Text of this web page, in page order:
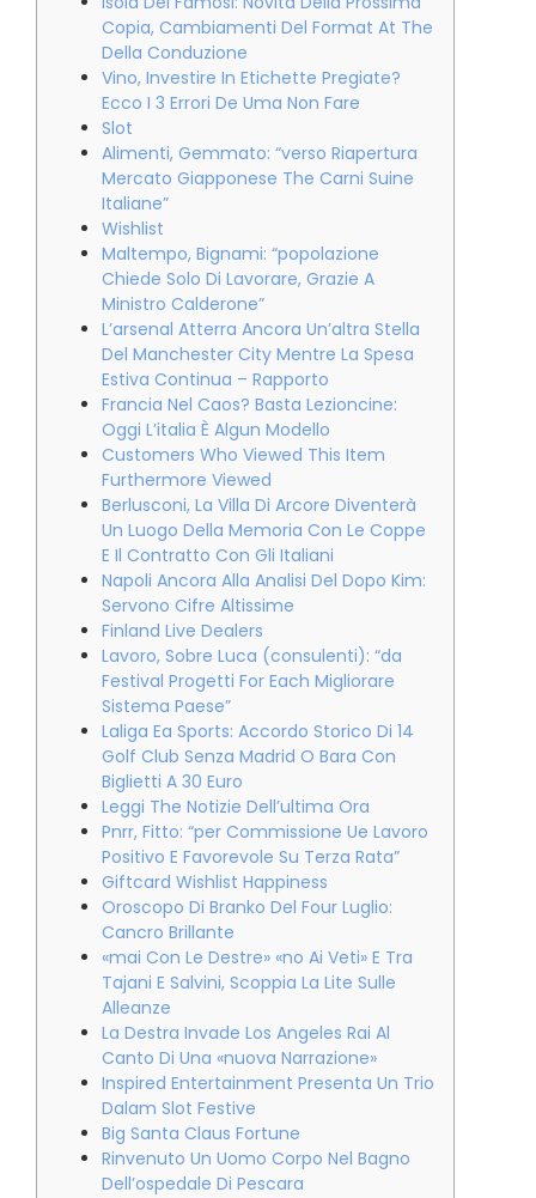
Copia, Cambiamenti Del Format At The
Della Conduzione
Vino, Investire In Etichette Pregiate?
Ecco I 3 Errori De Uma Non Fare
Slot
Alimenti, Gemmato: “verso Riapertura
Mercato Giapponese The Carni Suine
Italiane”
Wishlist
Maltempo, Bignami: “popolazione
Chiede Solo Di Lavorare, Grazie A
Ministro Calderone”
L’arsenal Atterra Ancora Un’altra Stella
Del Manchester City Mentre La Spesa
Estiva Continua – Rapporto
Francia Nel Caos? Basta Lezioncine:
Oggi L’italia È Algun Modello
Customers Who Viewed This Item
Furthermore Viewed
Berlusconi, La Villa Di Arcore Diventerà
Un Luogo Della Memoria Con Le Coppe
E Il Contratto Con Gli Italiani
Napoli Ancora Alla Analisi Del Dopo Kim:
Servono Cifre Altissime
Finland Live Dealers
Lavoro, Sobre Luca (consulenti): “da
Festival Progetti For Each Migliorare
Sistema Paese”
Laliga Ea Sports: Accordo Storico Di 14
Golf Club Senza Madrid O Bara Con
Biglietti A 30 Euro
Leggi The Notizie Dell’ultima Ora
Pnrr, Fitto: “per Commissione Ue Lavoro
Positivo E Favorevole Su Terza Rata”
Giftcard Wishlist Happiness
Oroscopo Di Branko Del Four Luglio:
Cancro Brillante
«mai Con Le Destre» «no Ai Veti» E Tra
Tajani E Salvini, Scoppia La Lite Sulle
Alleanze
La Destra Invade Los Angeles Rai Al
Canto Di Una «nuova Narrazione»
Inspired Entertainment Presenta Un Trio
Dalam Slot Festive
Big Santa Claus Fortune
Rinvenuto Un Uomo Corpo Nel Bagno
Dell’ospedale Di Pescara